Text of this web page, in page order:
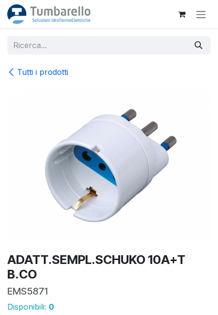
Passa al contenuto
Tutti i prodotti
ADATT.SEMPL.SCHUKO 10A+T
B.CO
EMS5871
Disponibili: 0